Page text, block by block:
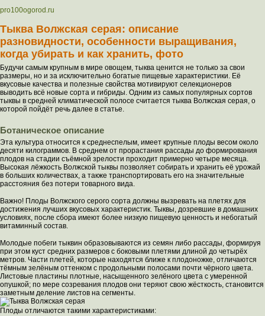
pro100ogorod.ru
Тыква Волжская серая: описание
разновидности, особенности выращивания,
когда убирать и как хранить, фото
Будучи самым крупным в мире овощем, тыква ценится не только за свои
размеры, но и за исключительно богатые пищевые характеристики. Её
вкусовые качества и полезные свойства мотивируют селекционеров
выводить всё новые сорта и гибриды. Одним из самых популярных сортов
тыквы в средней климатической полосе считается тыква Волжская серая, о
которой пойдёт речь далее в статье.
Ботаническое описание
Эта культура относится к среднеспелым, имеет крупные плоды весом около
десяти килограммов. В среднем от прорастания рассады до формирования
плодов на стадии съёмной зрелости проходит примерно четыре месяца.
Высокая лёжкость Волжской тыквы позволяет собирать и хранить её урожай
в больших количествах, а также транспортировать его на значительные
расстояния без потери товарного вида.
Важно! Плоды Волжского серого сорта должны вызревать на плетях для
достижения лучших вкусовых характеристик. Тыквы, дозревшие в домашних
условиях, после сбора имеют более низкую пищевую ценность и небогатый
витаминный состав.
Молодые побеги тыквин образовываются из семян либо рассады, формируя
при этом куст средних размеров с боковыми плетями длиной до четырёх
метров. Части плетей, которые находятся ближе к плодоножке, отличаются
тёмным зелёным оттенком с продольными полосами почти чёрного цвета.
Листовые пластины плотные, насыщенного зелёного цвета с умеренной
опушкой; по мере созревания плодов они теряют свою жёсткость, становится
заметным деление листов на сегменты.
Плоды отличаются такими характеристиками: